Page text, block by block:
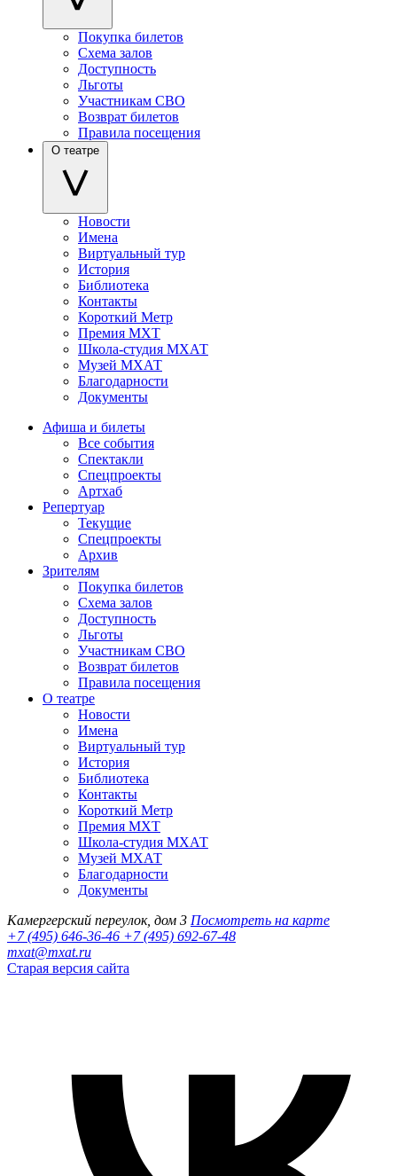
Покупка билетов
Схема залов
Доступность
Льготы
Участникам СВО
Возврат билетов
Правила посещения
О театре
Новости
Имена
Виртуальный тур
История
Библиотека
Контакты
Короткий Метр
Премия МХТ
Школа-студия МХАТ
Музей МХАТ
Благодарности
Документы
Афиша и билеты
Все события
Спектакли
Спецпроекты
Артхаб
Репертуар
Текущие
Спецпроекты
Архив
Зрителям
Покупка билетов
Схема залов
Доступность
Льготы
Участникам СВО
Возврат билетов
Правила посещения
О театре
Новости
Имена
Виртуальный тур
История
Библиотека
Контакты
Короткий Метр
Премия МХТ
Школа-студия МХАТ
Музей МХАТ
Благодарности
Документы
Камергерский переулок, дом 3 Посмотреть на карте
+7 (495) 646-36-46 +7 (495) 692-67-48‬
mxat@mxat.ru
Старая версия сайта